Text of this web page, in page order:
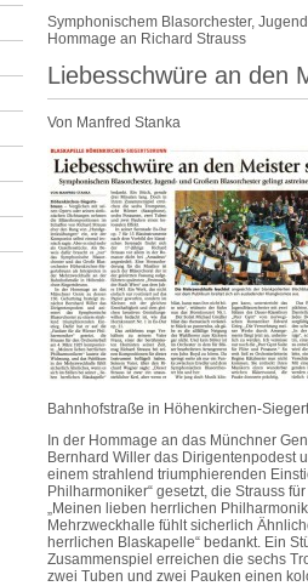
Symphonischem Blasorchester,
Hommage an Richard Strauss
Liebesschwüre an den
Von Manfred Stanka
Bahnhofstraße in Höhenkirchen-
In der Hommage an das Münchner
Bernhard Willer das Dirigentenpodest
einem strahlend triumphierenden
Philharmoniker“ gesetzt, die Strauss
„Meinen lieben herrlichen
Mehrzweckhalle fühlt sicherlich
herrlichen Blaskapelle“ bedankt. Ein
Zusammenspiel erreichen die sechs
zwei Tuben und zwei Pauken einen